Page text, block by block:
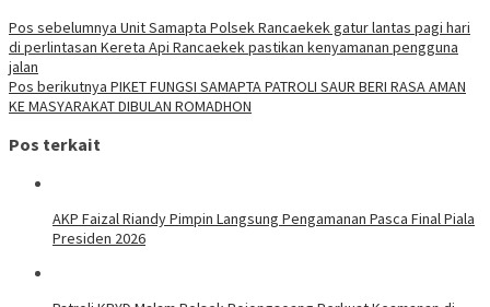
Pos sebelumnya Unit Samapta Polsek Rancaekek gatur lantas pagi hari
di perlintasan Kereta Api Rancaekek pastikan kenyamanan pengguna
jalan
Pos berikutnya PIKET FUNGSI SAMAPTA PATROLI SAUR BERI RASA AMAN
KE MASYARAKAT DIBULAN ROMADHON
Pos terkait
AKP Faizal Riandy Pimpin Langsung Pengamanan Pasca Final Piala
Presiden 2026